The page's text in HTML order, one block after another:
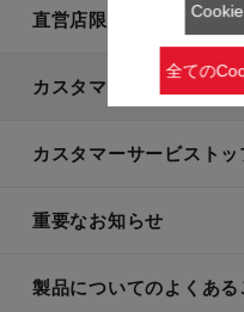
直営店限定製品一覧
カスタマーサービス
カスタマーサービストッ
重要なお知らせ
製品についてのよくある
全ての